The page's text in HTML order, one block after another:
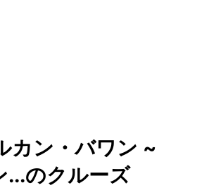
カン・バワン ~
...のクルーズ